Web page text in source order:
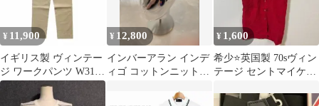
¥ 11,900
イギリス製 ヴィンテー
ジ ワークパンツ W31
デッドストック オリー
ブ 英国製
¥ 12,800
インバーアラン インデ
ィゴ コットンニット帽
¥ 1,600
希少⭐️英国製 70sヴィン
テージ セントマイケル
赤UK12